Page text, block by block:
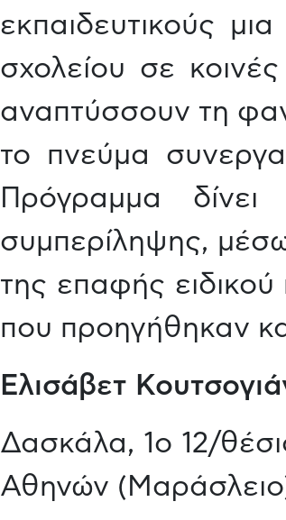
εκπαιδευτικούς
σχολείου σε
αναπτύσσουν τη
το πνεύμα
Πρόγραμμα
συμπερίληψης,
της επαφής
που προηγήθηκαν
Ελισάβετ
Δασκάλα, 1ο 12/
Αθηνών